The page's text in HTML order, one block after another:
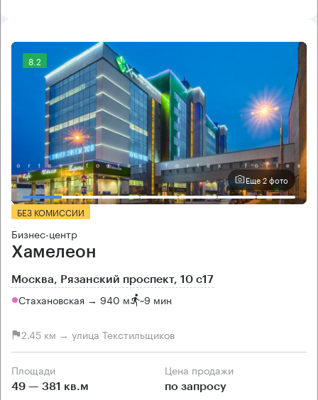
8.2
Еще 2 фото
БЕЗ КОМИССИИ
Бизнес-центр
Хамелеон
Москва, Рязанский проспект, 10 с17
Стахановская → 940 м ~9 мин
2.45 км → улица Текстильщиков
Площади
49 — 381 кв.м
Цена продажи
по запросу